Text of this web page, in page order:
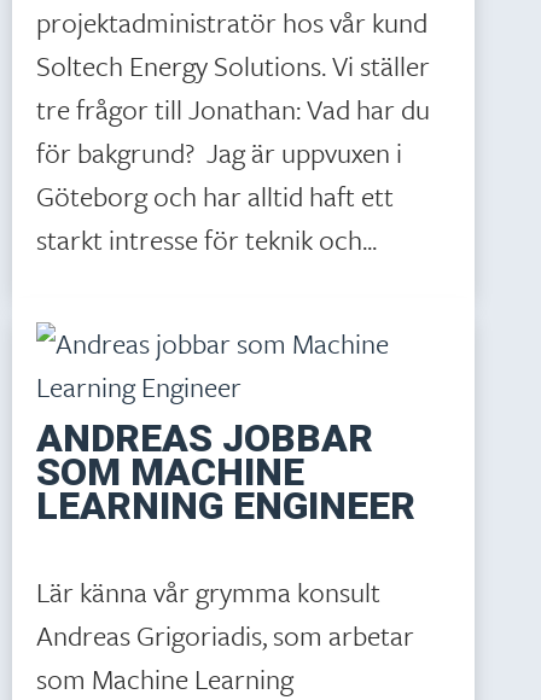
projektadministratör hos vår kund
Soltech Energy Solutions. Vi ställer
tre frågor till Jonathan: Vad har du
för bakgrund? Jag är uppvuxen i
Göteborg och har alltid haft ett
starkt intresse för teknik och...
ANDREAS JOBBAR
SOM MACHINE
LEARNING ENGINEER
Lär känna vår grymma konsult
Andreas Grigoriadis, som arbetar
som Machine Learning